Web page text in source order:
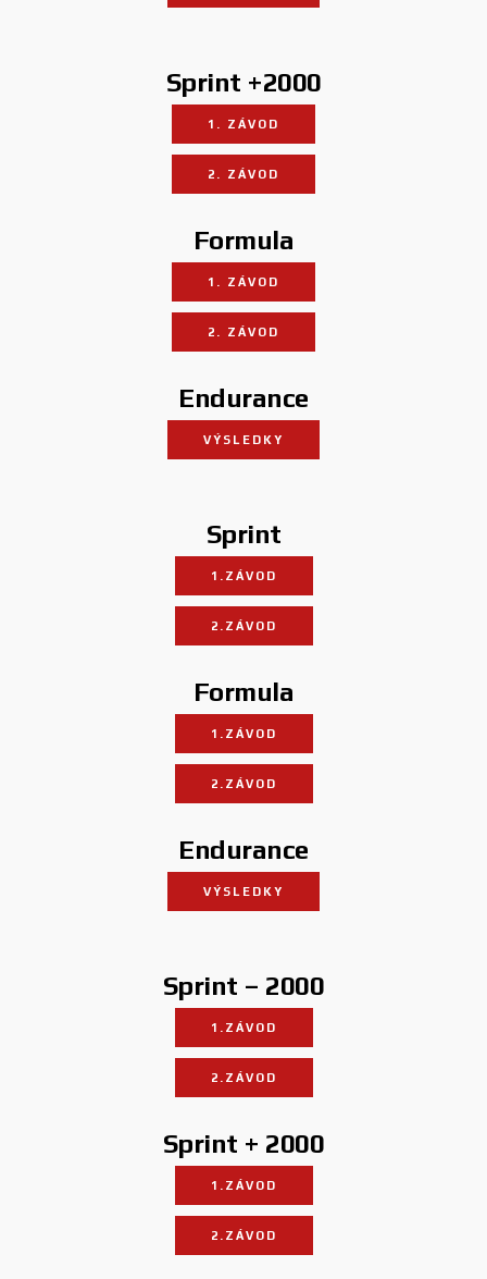
Sprint +2000
1. ZÁVOD
2. ZÁVOD
Formula
1. ZÁVOD
2. ZÁVOD
Endurance
VÝSLEDKY
Sprint
1.ZÁVOD
2.ZÁVOD
Formula
1.ZÁVOD
2.ZÁVOD
Endurance
VÝSLEDKY
Sprint – 2000
1.ZÁVOD
2.ZÁVOD
Sprint + 2000
1.ZÁVOD
2.ZÁVOD